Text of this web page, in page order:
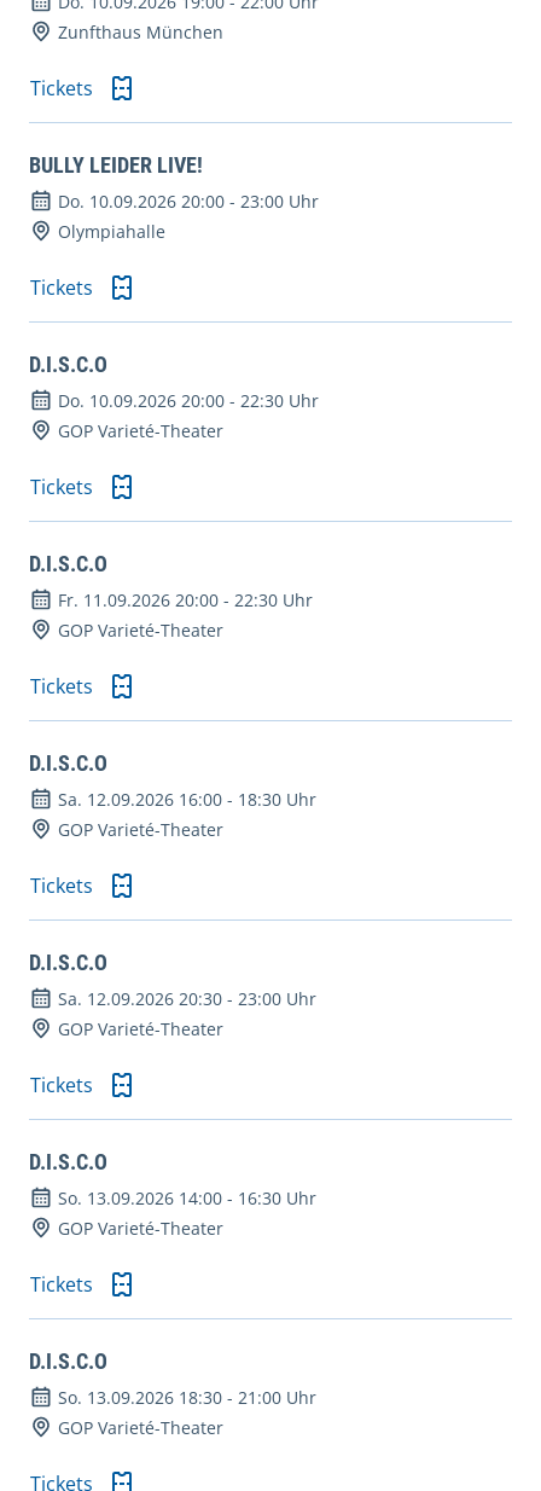
Zunfthaus München
Tickets
BULLY LEIDER LIVE!
Do. 10.09.2026 20:00 - 23:00 Uhr
Olympiahalle
Tickets
D.I.S.C.O
Do. 10.09.2026 20:00 - 22:30 Uhr
GOP Varieté-Theater
Tickets
D.I.S.C.O
Fr. 11.09.2026 20:00 - 22:30 Uhr
GOP Varieté-Theater
Tickets
D.I.S.C.O
Sa. 12.09.2026 16:00 - 18:30 Uhr
GOP Varieté-Theater
Tickets
D.I.S.C.O
Sa. 12.09.2026 20:30 - 23:00 Uhr
GOP Varieté-Theater
Tickets
D.I.S.C.O
So. 13.09.2026 14:00 - 16:30 Uhr
GOP Varieté-Theater
Tickets
D.I.S.C.O
So. 13.09.2026 18:30 - 21:00 Uhr
GOP Varieté-Theater
Tickets